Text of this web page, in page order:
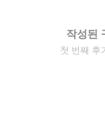
작성된
첫 번째 후